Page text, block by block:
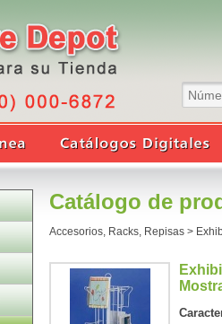
Catálogo de
Accesorios, Racks, Repisas >